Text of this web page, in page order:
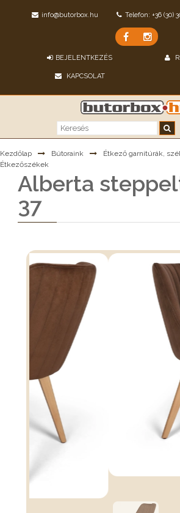
info@butorbox.hu Telefon: +36 (30)
BEJELENTKEZÉS
KAPCSOLAT
Kezdőlap Bútoraink
Étkező garnitúrák,
Étkezőszékek
Alberta
37